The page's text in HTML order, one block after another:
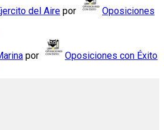
del Aire por
Oposiciones
por Oposiciones con Éxito